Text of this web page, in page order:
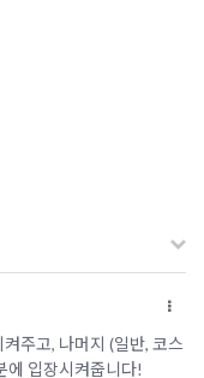
주고, 나머지 (일반, 코스
에 입장시켜줍니다!